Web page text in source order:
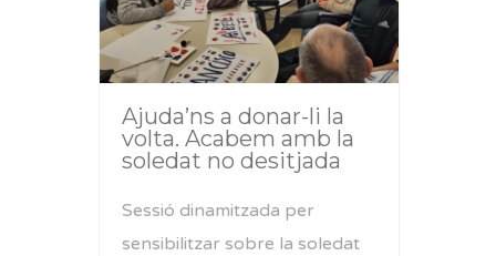
Ajuda’ns a donar-li la
volta. Acabem amb la
soledat no desitjada
Sessió dinamitzada per
sensibilitzar sobre la soledat